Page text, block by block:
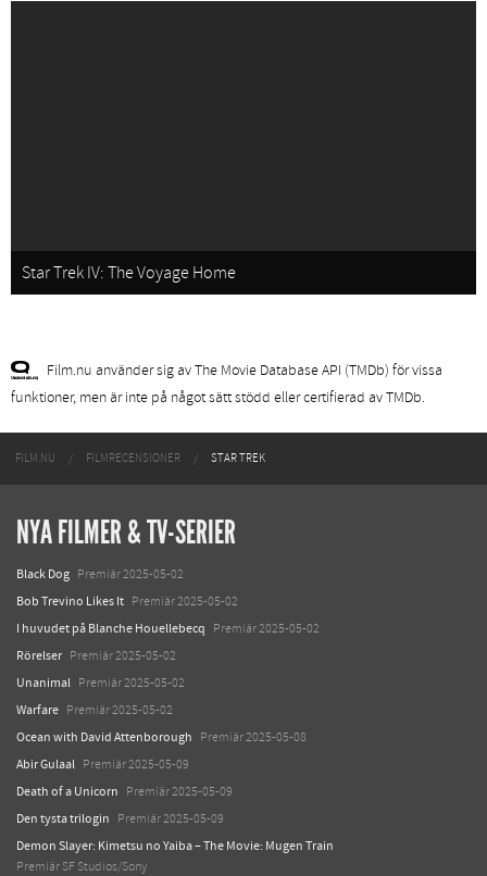
Star Trek IV: The Voyage Home
Film.nu använder sig av The Movie Database API (TMDb) för vissa
funktioner, men är inte på något sätt stödd eller certifierad av TMDb.
FILM.NU FILMRECENSIONER STAR TREK
NYA FILMER & TV-SERIER
Black Dog Premiär 2025-05-02
Bob Trevino Likes It Premiär 2025-05-02
I huvudet på Blanche Houellebecq Premiär 2025-05-02
Rörelser Premiär 2025-05-02
Unanimal Premiär 2025-05-02
Warfare Premiär 2025-05-02
Ocean with David Attenborough Premiär 2025-05-08
Abir Gulaal Premiär 2025-05-09
Death of a Unicorn Premiär 2025-05-09
Den tysta trilogin Premiär 2025-05-09
Demon Slayer: Kimetsu no Yaiba – The Movie: Mugen Train
Premiär SF Studios/Sony